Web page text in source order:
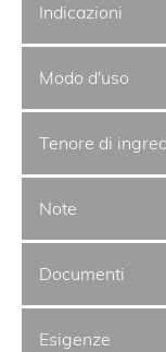
Indicazioni
Modo d'uso
Tenore di
Note
Documenti
Esigenze